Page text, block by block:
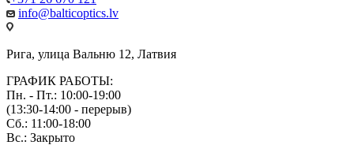
info@balticoptics.lv
Рига, улица Вальню 12, Латвия
ГРАФИК РАБОТЫ:
Пн. - Пт.: 10:00-19:00
(13:30-14:00 - перерыв)
Сб.: 11:00-18:00
Вс.: Закрыто